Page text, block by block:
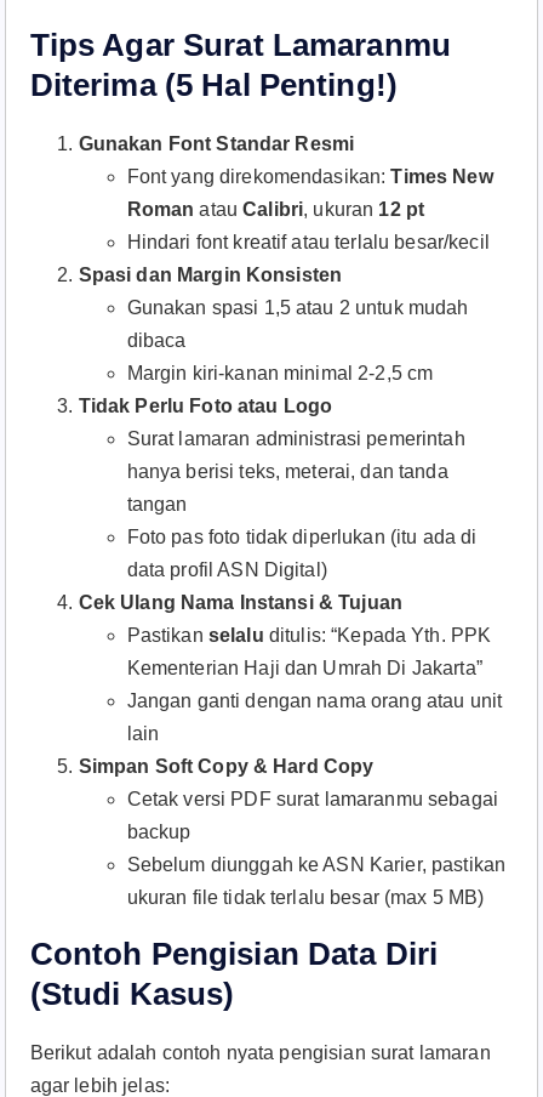
Tips Agar Surat Lamaranmu
Diterima (5 Hal Penting!)
Gunakan Font Standar Resmi
Font yang direkomendasikan:Times New
Roman atauCalibri, ukuran 12 pt
Hindari font kreatif atau terlalu besar/kecil
Spasi dan Margin Konsisten
Gunakan spasi 1,5 atau 2 untuk mudah
dibaca
Margin kiri-kanan minimal 2-2,5 cm
Tidak Perlu Foto atau Logo
Surat lamaran administrasi pemerintah
hanya berisi teks, meterai, dan tanda
tangan
Foto pas foto tidak diperlukan (itu ada di
data profil ASN Digital)
Cek Ulang Nama Instansi & Tujuan
Pastikan selalu ditulis: “Kepada Yth. PPK
Kementerian Haji dan Umrah Di Jakarta”
Jangan ganti dengan nama orang atau unit
lain
Simpan Soft Copy & Hard Copy
Cetak versi PDF surat lamaranmu sebagai
backup
Sebelum diunggah ke ASN Karier, pastikan
ukuran file tidak terlalu besar (max 5 MB)
Contoh Pengisian Data Diri
(Studi Kasus)
Berikut adalah contoh nyata pengisian surat lamaran
agar lebih jelas:​